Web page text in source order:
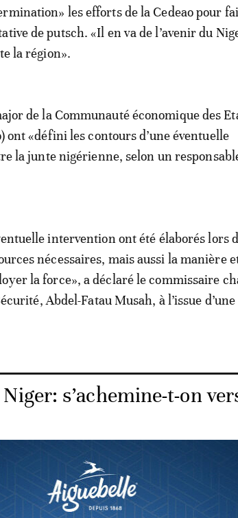
les efforts de la Cedeao pour
de putsch. «Il en va de l’avenir du
la région».
de la Communauté économique des
ont «défini les contours d’une éventuelle
la junte nigérienne, selon un
intervention ont été élaborés lors
nécessaires, mais aussi la manière
la force», a déclaré le commissaire
Abdel-Fatau Musah, à l’issue
s’achemine-t-on
le coup d’Etat qui a renversé le
avait donné sept jours aux putschistes,